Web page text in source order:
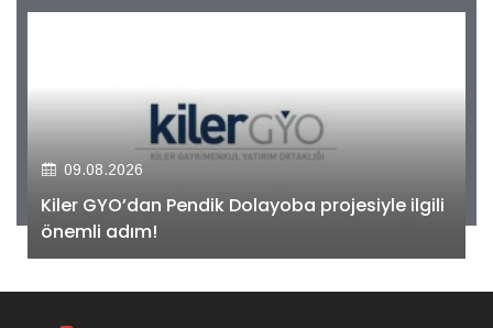
09.08.2026
Kiler GYO’dan Pendik Dolayoba projesiyle ilgili
önemli adım!